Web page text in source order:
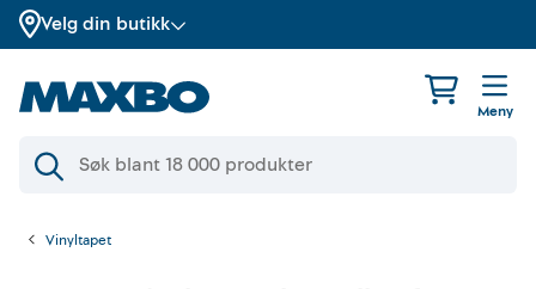
Velg din butikk
Meny
Vinyltapet